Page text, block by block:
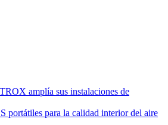
amplía sus instalaciones de
portátiles para la calidad interior del aire